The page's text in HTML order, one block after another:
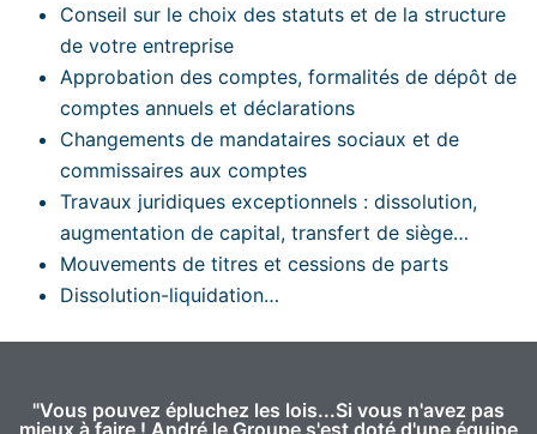
Conseil sur le choix des statuts et de la structure
de votre entreprise
Approbation des comptes, formalités de dépôt de
comptes annuels et déclarations
Changements de mandataires sociaux et de
commissaires aux comptes
Travaux juridiques exceptionnels : dissolution,
augmentation de capital, transfert de siège…
Mouvements de titres et cessions de parts
Dissolution-liquidation…
"Vous pouvez épluchez les lois...Si vous n'avez pas
mieux à faire ! André le Groupe s'est doté d'une équipe